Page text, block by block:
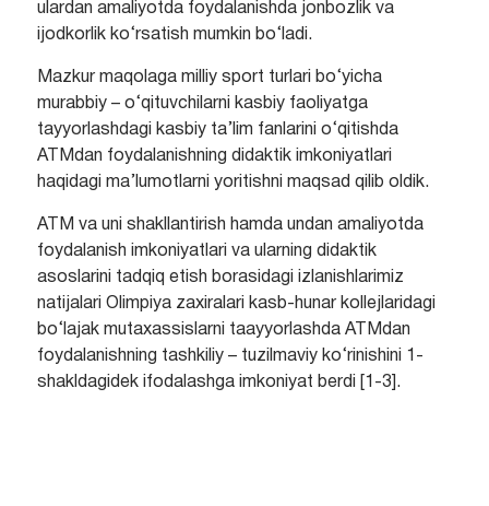
ulardan amaliyotda foydalanishda jonbozlik va
ijodkorlik ko‘rsatish mumkin bo‘ladi.
Mazkur maqolaga milliy sport turlari bo‘yicha
murabbiy – o‘qituvchilarni kasbiy faoliyatga
tayyorlashdagi kasbiy ta’lim fanlarini o‘qitishda
ATMdan foydalanishning didaktik imkoniyatlari
haqidagi ma’lumotlarni yoritishni maqsad qilib oldik.
ATM va uni shakllantirish hamda undan amaliyotda
foydalanish imkoniyatlari va ularning didaktik
asoslarini tadqiq etish borasidagi izlanishlarimiz
natijalari Olimpiya zaxiralari kasb-hunar kollejlaridagi
bo‘lajak mutaxassislarni taayyorlashda ATMdan
foydalanishning tashkiliy – tuzilmaviy ko‘rinishini 1-
shakldagidek ifodalashga imkoniyat berdi [1-3].